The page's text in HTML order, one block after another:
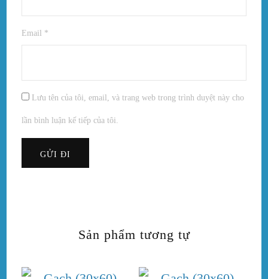
Email *
Lưu tên của tôi, email, và trang web trong trình duyệt này cho
lần bình luận kế tiếp của tôi.
Sản phẩm tương tự